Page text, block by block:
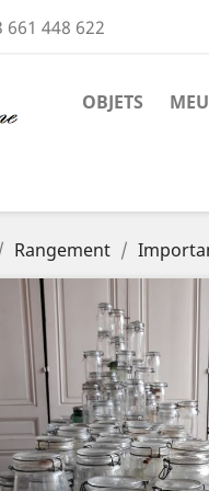
661 448 622
OBJETS
Rangement